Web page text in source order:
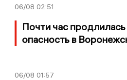
06/08 02:51
Почти час продлилась
опасность в
06/08 01:57